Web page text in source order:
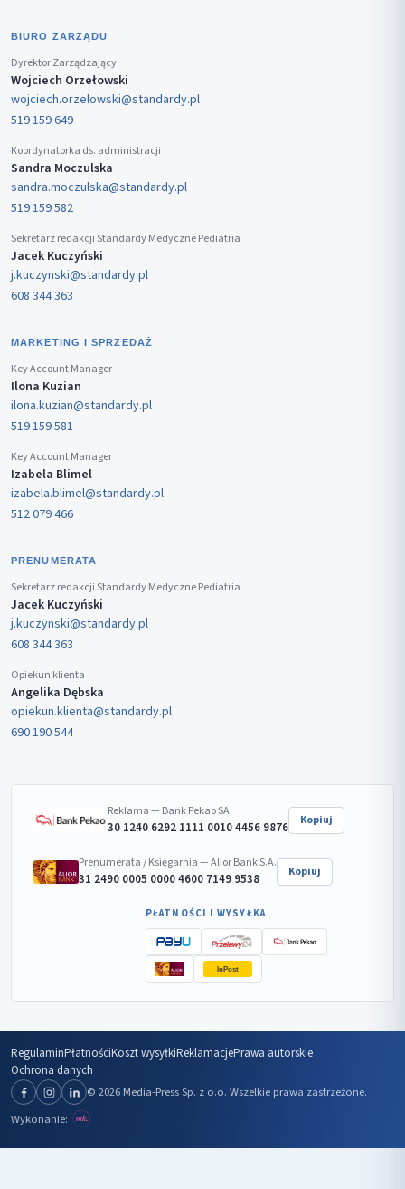
BIURO ZARZĄDU
Dyrektor Zarządzający
Wojciech Orzełowski
wojciech.orzelowski@standardy.pl
519 159 649
Koordynatorka ds. administracji
Sandra Moczulska
sandra.moczulska@standardy.pl
519 159 582
Sekretarz redakcji Standardy Medyczne Pediatria
Jacek Kuczyński
j.kuczynski@standardy.pl
608 344 363
MARKETING I SPRZEDAŻ
Key Account Manager
Ilona Kuzian
ilona.kuzian@standardy.pl
519 159 581
Key Account Manager
Izabela Blimel
izabela.blimel@standardy.pl
512 079 466
PRENUMERATA
Sekretarz redakcji Standardy Medyczne Pediatria
Jacek Kuczyński
j.kuczynski@standardy.pl
608 344 363
Opiekun klienta
Angelika Dębska
opiekun.klienta@standardy.pl
690 190 544
Reklama — Bank Pekao SA
30 1240 6292 1111 0010 4456 9876 Kopiuj
Prenumerata / Księgarnia — Alior Bank S.A.
31 2490 0005 0000 4600 7149 9538 Kopiuj
PŁATNOŚCI I WYSYŁKA
InPost
RegulaminPłatnościKoszt wysyłkiReklamacjePrawa autorskie
Ochrona danych
© 2026 Media-Press Sp. z o.o. Wszelkie prawa zastrzeżone.
Wykonanie: